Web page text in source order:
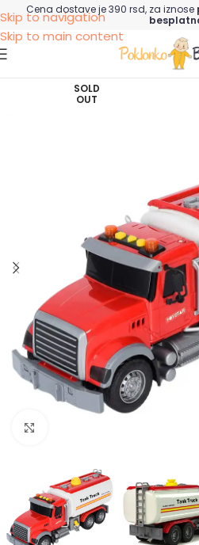
Skip to navigation
Skip to main content
Cena dostave je 390 rsd, za iznose
SOLD
OUT